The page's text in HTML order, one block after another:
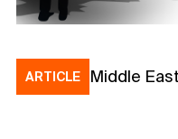
ARTICLE Middle